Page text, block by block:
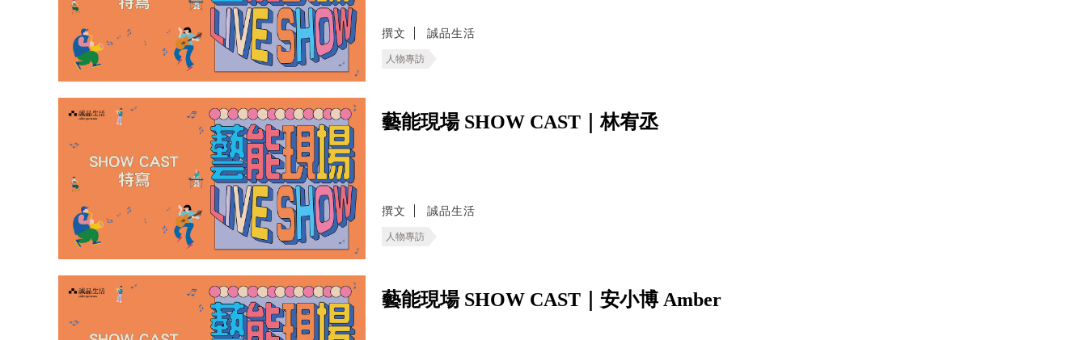
撰文 誠品生活
人物專訪
藝能現場 SHOW CAST｜林宥丞
撰文 誠品生活
人物專訪
藝能現場 SHOW CAST｜安小博 Amber